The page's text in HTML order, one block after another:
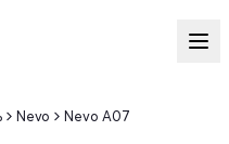
Nevo Nevo A07